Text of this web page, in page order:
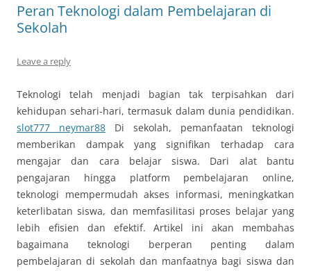
Peran Teknologi dalam Pembelajaran di
Sekolah
Leave a reply
Teknologi telah menjadi bagian tak terpisahkan dari
kehidupan sehari-hari, termasuk dalam dunia pendidikan.
slot777 neymar88 Di sekolah, pemanfaatan teknologi
memberikan dampak yang signifikan terhadap cara
mengajar dan cara belajar siswa. Dari alat bantu
pengajaran hingga platform pembelajaran online,
teknologi mempermudah akses informasi, meningkatkan
keterlibatan siswa, dan memfasilitasi proses belajar yang
lebih efisien dan efektif. Artikel ini akan membahas
bagaimana teknologi berperan penting dalam
pembelajaran di sekolah dan manfaatnya bagi siswa dan